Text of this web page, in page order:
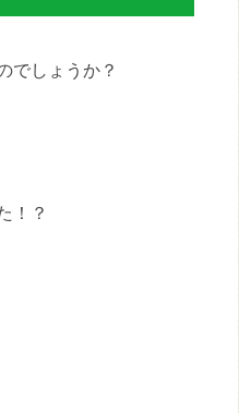
でしょうか？
！？